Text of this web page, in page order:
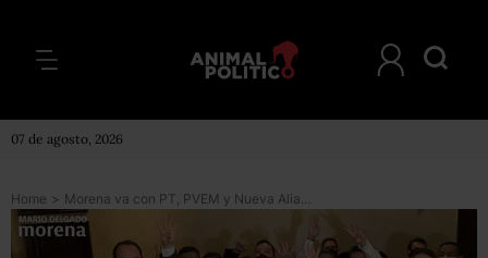
07 de agosto, 2026
Home > Morena va con PT, PVEM y Nueva Alianza por el gobierno de Nuevo León